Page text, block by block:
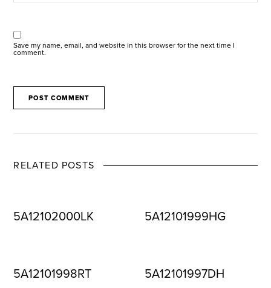
Save my name, email, and website in this browser for the next time I
comment.
RELATED POSTS
5A12102000LK 5A12101999HG
5A12101998RT 5A12101997DH